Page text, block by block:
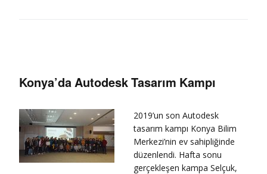
Konya’da Autodesk Tasarım Kampı
2019’un son Autodesk
tasarım kampı Konya Bilim
Merkezi’nin ev sahipliğinde
düzenlendi. Hafta sonu
gerçekleşen kampa Selçuk,